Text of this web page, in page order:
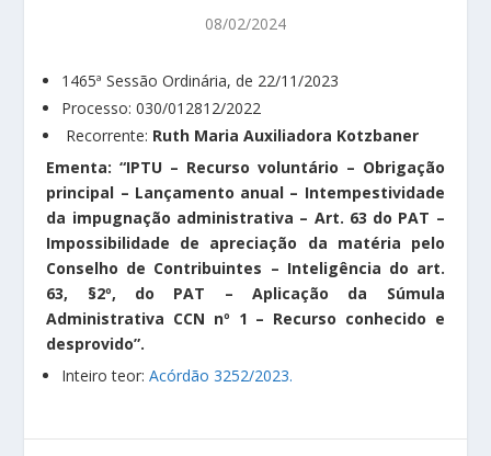
08/02/2024
1465ª Sessão Ordinária, de 22/11/2023
Processo: 030/012812/2022
Recorrente: Ruth Maria Auxiliadora Kotzbaner
Ementa: “IPTU – Recurso voluntário – Obrigação
principal – Lançamento anual – Intempestividade
da impugnação administrativa – Art. 63 do PAT –
Impossibilidade de apreciação da matéria pelo
Conselho de Contribuintes – Inteligência do art.
63, §2º, do PAT – Aplicação da Súmula
Administrativa CCN nº 1 – Recurso conhecido e
desprovido”.
Inteiro teor:Acórdão 3252/2023.